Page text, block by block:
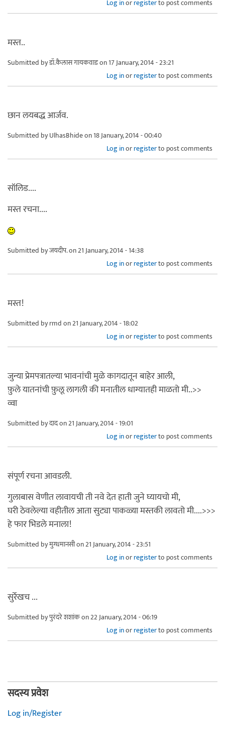
Log inorregisterto post comments
मस्त..
Submitted byडॉ.कैलास गायकवाडon 17 January, 2014 - 23:21
Log inorregisterto post comments
छान लयबद्ध आर्जव.
Submitted byUlhasBhideon 18 January, 2014 - 00:40
Log inorregisterto post comments
सॉलिड....
मस्त रचना....
Submitted byजयदीप.on 21 January, 2014 - 14:38
Log inorregisterto post comments
मस्त!
Submitted byrmdon 21 January, 2014 - 18:02
Log inorregisterto post comments
जुन्या प्रेमपत्रातल्या भावनांची मुळे कागदातून बाहेर आली,
फ़ुले यातनांची फ़ुलू लागली की मनातील धाग्यातही माळतो मी..>>
व्वा
Submitted byदादon 21 January, 2014 - 19:01
Log inorregisterto post comments
संपूर्ण रचना आवडली.
गुलाबास वेणीत लावायची ती नवे देत हाती जुने घ्यायचो मी,
घरी ठेवलेल्या वहीतील आता सुट्या पाकळ्या मस्तकी लावतो मी....>>>
हे फार भिडले मनाला!
Submitted byमुग्धमानसीon 21 January, 2014 - 23:51
Log inorregisterto post comments
सुर्रेखच ...
Submitted byपुरंदरे शशांकon 22 January, 2014 - 06:19
Log inorregisterto post comments
सदस्य प्रवेश
Log in/Register